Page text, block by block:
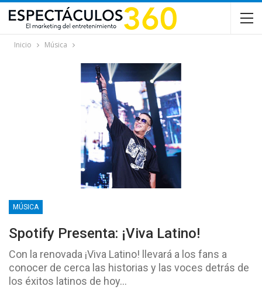
Inicio Música
MÚSICA
Spotify Presenta: ¡Viva Latino!
Con la renovada ¡Viva Latino! llevará a los fans a
conocer de cerca las historias y las voces detrás de
los éxitos latinos de hoy...